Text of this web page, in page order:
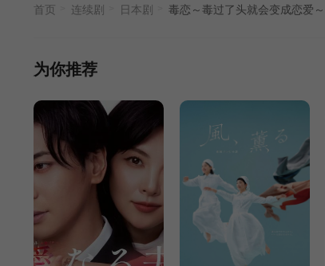
首页 连续剧 日本剧 毒恋～毒过了头就会变成恋爱～
为你推荐